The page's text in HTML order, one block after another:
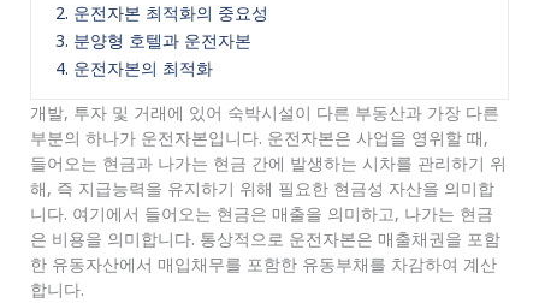
2. 운전자본 최적화의 중요성
3. 분양형 호텔과 운전자본
4. 운전자본의 최적화
개발, 투자 및 거래에 있어 숙박시설이 다른 부동산과 가장 다른
부분의 하나가 운전자본입니다. 운전자본은 사업을 영위할 때,
들어오는 현금과 나가는 현금 간에 발생하는 시차를 관리하기 위
해, 즉 지급능력을 유지하기 위해 필요한 현금성 자산을 의미합
니다. 여기에서 들어오는 현금은 매출을 의미하고, 나가는 현금
은 비용을 의미합니다. 통상적으로 운전자본은 매출채권을 포함
한 유동자산에서 매입채무를 포함한 유동부채를 차감하여 계산
합니다.